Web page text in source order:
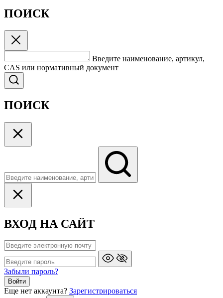
ПОИСК
Введите наименование, артикул,
CAS или нормативный документ
ПОИСК
ВХОД НА САЙТ
Забыли пароль?
Войти
Еще нет аккаунта? Зарегистрироваться